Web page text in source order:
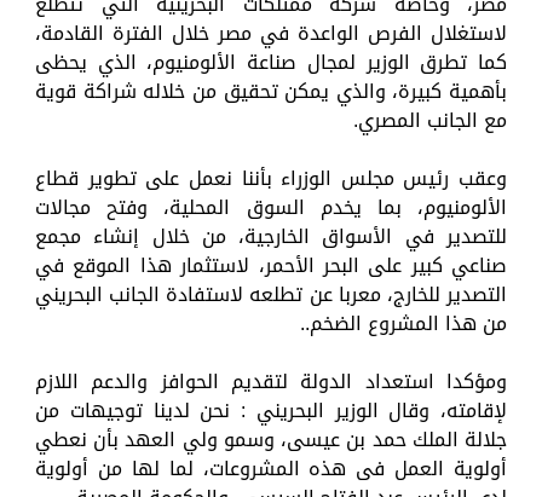
لاستغلال الفرص الواعدة في مصر خلال الفترة القادمة،
كما تطرق الوزير لمجال صناعة الألومنيوم، الذي يحظى
بأهمية كبيرة، والذي يمكن تحقيق من خلاله شراكة قوية
مع الجانب المصري.
وعقب رئيس مجلس الوزراء بأننا نعمل على تطوير قطاع
الألومنيوم، بما يخدم السوق المحلية، وفتح مجالات
للتصدير في الأسواق الخارجية، من خلال إنشاء مجمع
صناعي كبير على البحر الأحمر، لاستثمار هذا الموقع في
التصدير للخارج، معربا عن تطلعه لاستفادة الجانب البحريني
من هذا المشروع الضخم..
ومؤكدا استعداد الدولة لتقديم الحوافز والدعم اللازم
لإقامته، وقال الوزير البحريني : نحن لدينا توجيهات من
جلالة الملك حمد بن عيسى، وسمو ولي العهد بأن نعطي
أولوية العمل فى هذه المشروعات، لما لها من أولوية